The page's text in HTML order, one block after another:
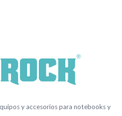
y accesorios para notebooks y